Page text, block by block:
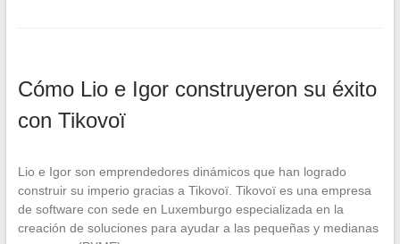
Cómo Lio e Igor construyeron su éxito
con Tikovoï
Lio e Igor son emprendedores dinámicos que han logrado
construir su imperio gracias a Tikovoï. Tikovoï es una empresa
de software con sede en Luxemburgo especializada en la
creación de soluciones para ayudar a las pequeñas y medianas